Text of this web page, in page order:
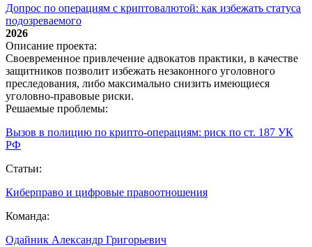
Допрос по операциям с криптовалютой: как избежать статуса
подозреваемого
2026
Описание проекта:
Своевременное привлечение адвокатов практики, в качестве
защитников позволит избежать незаконного уголовного
преследования, либо максимально снизить имеющиеся
уголовно-правовые риски.
Решаемые проблемы:
Вызов в полицию по крипто‑операциям: риск по ст. 187 УК
РФ
Статьи:
Киберправо и цифровые правоотношения
Команда:
Одайник Александр Григорьевич